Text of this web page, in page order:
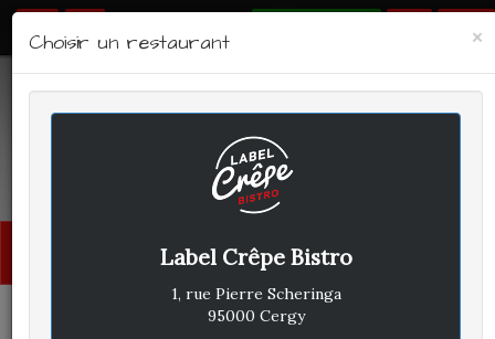
LABEL CRÊPE - BISTRO
×
Choisir un restaurant
Label Crêpe Bistro
1, rue Pierre Scheringa
95000 Cergy